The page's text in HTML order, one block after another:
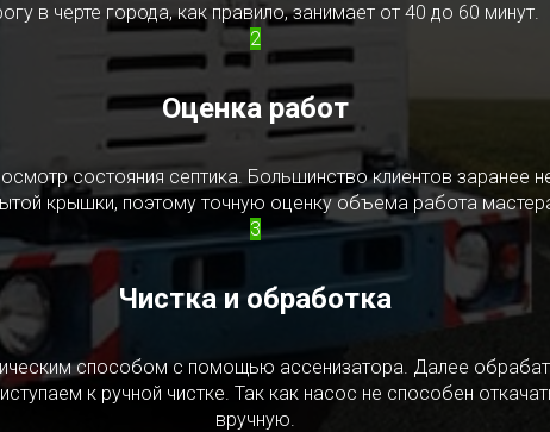
в черте города, как правило, занимает от 40 до 60 минут.
2
Оценка работ
состояния септика. Большинство клиентов заранее
крышки, поэтому точную оценку объема работа
3
Чистка и обработка
способом с помощью ассенизатора. Далее
к ручной чистке. Так как насос не способен
вручную.